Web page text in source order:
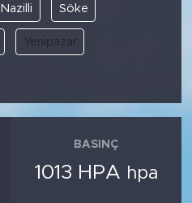
Nazilli Söke
Yenipazar
BASINÇ
1013 HPA hpa